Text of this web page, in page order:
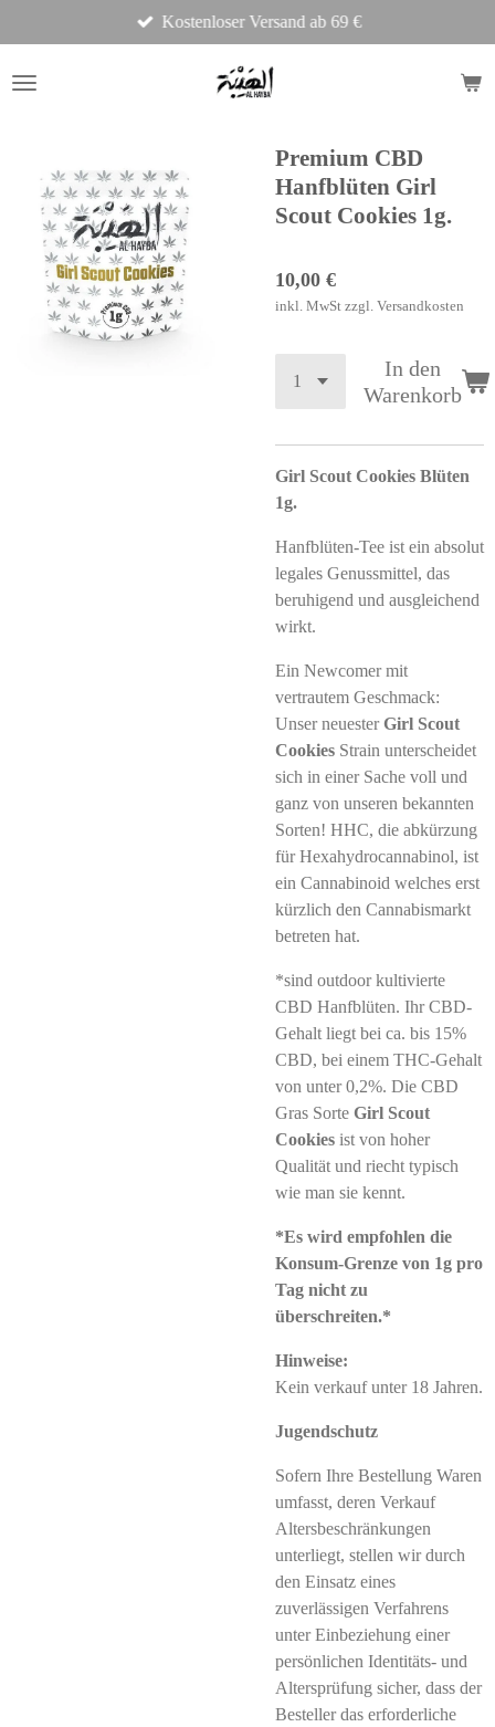
Hauptinhalt
springen
Kostenloser Versand ab 69 €
Premium CBD
Hanfblüten Girl
Scout Cookies 1g.
10,00 €
inkl. MwSt zzgl. Versandkosten
In den
Warenkorb
Girl Scout Cookies Blüten
1g.
Hanfblüten-Tee ist ein absolut
legales Genussmittel, das
beruhigend und ausgleichend
wirkt.
Ein Newcomer mit
vertrautem Geschmack:
Unser neuesterGirl Scout
Cookies Strain unterscheidet
sich in einer Sache voll und
ganz von unseren bekannten
Sorten! HHC, die abkürzung
für Hexahydrocannabinol, ist
ein Cannabinoid welches erst
kürzlich den Cannabismarkt
betreten hat.
*sind outdoor kultivierte
CBD Hanfblüten. Ihr CBD-
Gehalt liegt bei ca. bis 15%
CBD, bei einem THC-Gehalt
von unter 0,2%. Die CBD
Gras Sorte Girl Scout
Cookies ist von hoher
Qualität und riecht typisch
wie man sie kennt.
*Es wird empfohlen die
Konsum-Grenze von 1g pro
Tag nicht zu
überschreiten.*
Hinweise:
Kein verkauf unter 18 Jahren.
Jugendschutz
Sofern Ihre Bestellung Waren
umfasst, deren Verkauf
Altersbeschränkungen
unterliegt, stellen wir durch
den Einsatz eines
zuverlässigen Verfahrens
unter Einbeziehung einer
persönlichen Identitäts- und
Altersprüfung sicher, dass der
Besteller das erforderliche